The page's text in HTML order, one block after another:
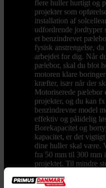
flere huller hurtigt og
projekter som
installation af
udfordrende jordtyper
et benzindrevet
fysisk anstrengelse,
arbejdet for dig. Når
pælebor, skal du blot
motoren klare
kræfter, især når der
Motoriserede pælebor
projekter, og du kan
benzindrevne model
effektiv og pålidelig
Borekapacitet og
kapacitet, er det
dine huller skal være.
fra 50 mm til 300 mm
projektet. Til mindre
større huller kræver